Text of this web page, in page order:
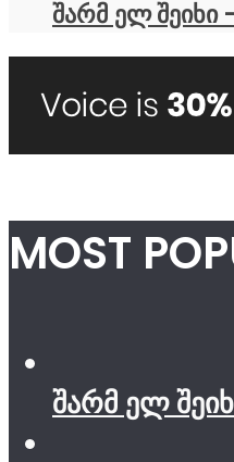
შარმ ელ შეიხი
MOST
შარმ ელ